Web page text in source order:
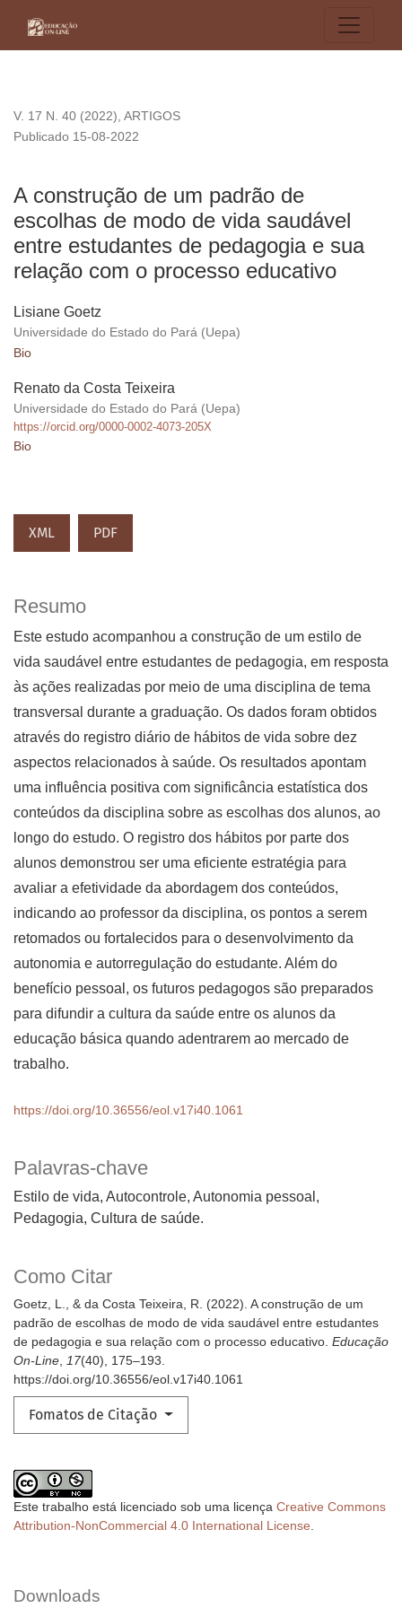
V. 17 N. 40 (2022), ARTIGOS
A construção de um padrão de
escolhas de modo de vida saudável
entre estudantes de pedagogia e sua
relação com o processo educativo
Publicado 15-08-2022
Lisiane Goetz
Universidade do Estado do Pará (Uepa)
Bio
Renato da Costa Teixeira
Universidade do Estado do Pará (Uepa)
https://orcid.org/0000-0002-4073-205X
Bio
XML PDF
Palavras-chave
Estilo de vida, Autocontrole, Autonomia pessoal,
Pedagogia, Cultura de saúde.
Como Citar
Goetz, L., & da Costa Teixeira, R. (2022). A construção de um
padrão de escolhas de modo de vida saudável entre estudantes
de pedagogia e sua relação com o processo educativo. Educação
On-Line, 17(40), 175–193.
https://doi.org/10.36556/eol.v17i40.1061
Fomatos de Citação
Resumo
Este estudo acompanhou a construção de um estilo de
vida saudável entre estudantes de pedagogia, em resposta
às ações realizadas por meio de uma disciplina de tema
transversal durante a graduação. Os dados foram obtidos
através do registro diário de hábitos de vida sobre dez
aspectos relacionados à saúde. Os resultados apontam
uma influência positiva com significância estatística dos
conteúdos da disciplina sobre as escolhas dos alunos, ao
longo do estudo. O registro dos hábitos por parte dos
alunos demonstrou ser uma eficiente estratégia para
avaliar a efetividade da abordagem dos conteúdos,
indicando ao professor da disciplina, os pontos a serem
retomados ou fortalecidos para o desenvolvimento da
autonomia e autorregulação do estudante. Além do
benefício pessoal, os futuros pedagogos são preparados
para difundir a cultura da saúde entre os alunos da
educação básica quando adentrarem ao mercado de
trabalho.
https://doi.org/10.36556/eol.v17i40.1061
Este trabalho está licenciado sob uma licença Creative Commons
Attribution-NonCommercial 4.0 International License.
Downloads